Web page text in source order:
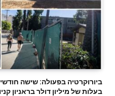
ביורוקרטיה בפעולה: שישה
בעלות של מיליון דולר בראניון